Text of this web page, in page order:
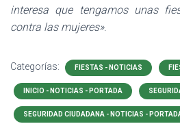
interesa que tengamos unas
contra las mujeres».
Categorías: FIESTAS - NOTICIAS
INICIO - NOTICIAS - PORTADA
SEGURIDAD CIUDADANA - NOTICIAS -